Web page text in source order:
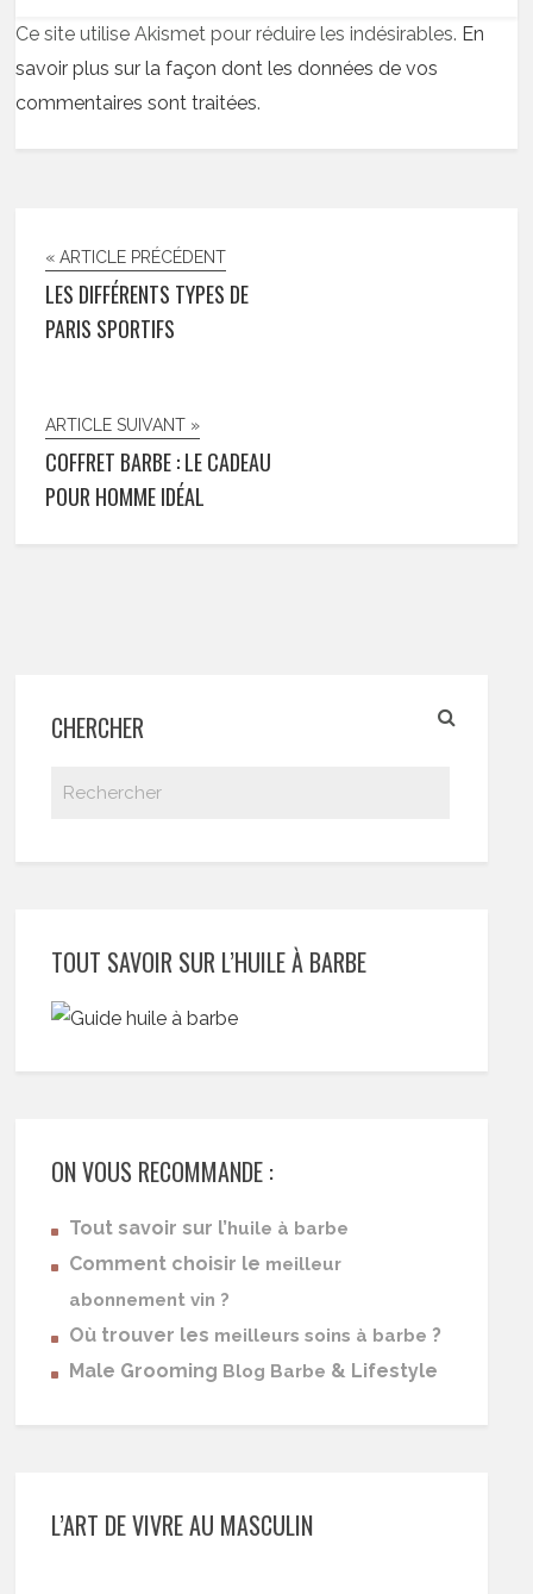
Ce site utilise Akismet pour réduire les indésirables. En
savoir plus sur la façon dont les données de vos
commentaires sont traitées.
« ARTICLE PRÉCÉDENT
LES DIFFÉRENTS TYPES DE
PARIS SPORTIFS
ARTICLE SUIVANT »
COFFRET BARBE : LE CADEAU
POUR HOMME IDÉAL
CHERCHER
TOUT SAVOIR SUR L’HUILE À BARBE
ON VOUS RECOMMANDE :
Tout savoir sur l’huile à barbe
Comment choisir le meilleur
abonnement vin ?
Où trouver les meilleurs soins à barbe ?
Male Grooming Blog Barbe & Lifestyle
L’ART DE VIVRE AU MASCULIN